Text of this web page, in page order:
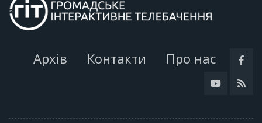
Архів Контакти Про нас